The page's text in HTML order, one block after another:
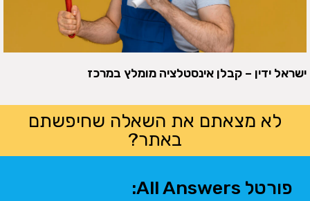
ישראל ידין – קבלן אינסטלציה מומלץ במרכז
לא מצאתם את השאלה שחיפשתם
באתר?
פורטל All Answers: